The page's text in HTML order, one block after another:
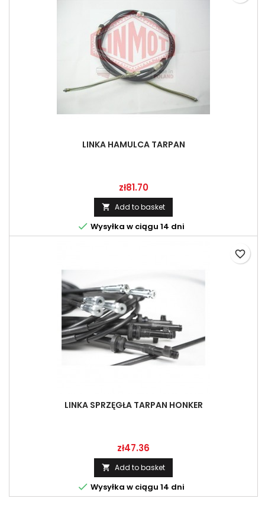
LINKA HAMULCA TARPAN
Price
zł81.70
 Add to basket
 Wysyłka w ciągu 14 dni
LINKA SPRZĘGŁA TARPAN HONKER
Price
zł47.36
 Add to basket
 Wysyłka w ciągu 14 dni
favorite_border